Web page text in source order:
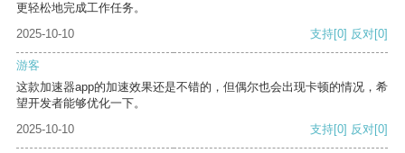
更轻松地完成工作任务。
2025-10-10
支持[0] 反对[0]
游客
这款加速器app的加速效果还是不错的，但偶尔也会出现卡顿的情况，希
望开发者能够优化一下。
2025-10-10
支持[0] 反对[0]